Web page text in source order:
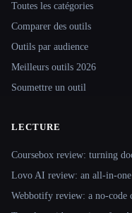
Toutes les catégories
Comparer des outils
Outils par audience
Meilleurs outils 2026
Soumettre un outil
LECTURE
Coursebox review: turning
Lovo AI review: an all-in-
Webbotify review: a no-code